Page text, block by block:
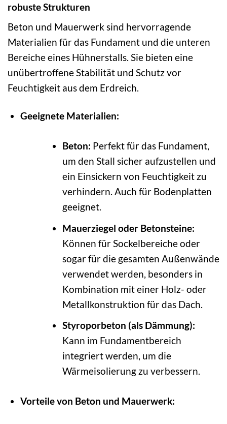
robuste Strukturen
Beton und Mauerwerk sind hervorragende
Materialien für das Fundament und die unteren
Bereiche eines Hühnerstalls. Sie bieten eine
unübertroffene Stabilität und Schutz vor
Feuchtigkeit aus dem Erdreich.
Geeignete Materialien:
Beton: Perfekt für das Fundament,
um den Stall sicher aufzustellen und
ein Einsickern von Feuchtigkeit zu
verhindern. Auch für Bodenplatten
geeignet.
Mauerziegel oder Betonsteine:
Können für Sockelbereiche oder
sogar für die gesamten Außenwände
verwendet werden, besonders in
Kombination mit einer Holz- oder
Metallkonstruktion für das Dach.
Styroporbeton (als Dämmung):
Kann im Fundamentbereich
integriert werden, um die
Wärmeisolierung zu verbessern.
Vorteile von Beton und Mauerwerk: